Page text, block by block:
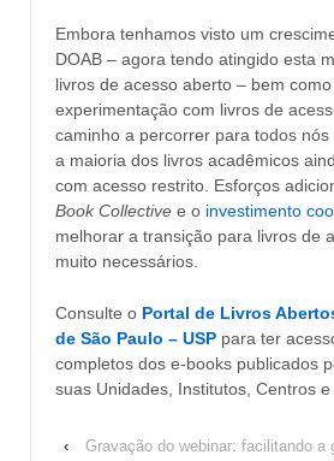
Embora tenhamos visto um
DOAB – agora tendo atingido esta
livros de acesso aberto – bem
experimentação com livros de
caminho a percorrer para todos
a maioria dos livros acadêmicos
com acesso restrito. Esforços
Book Collective e o investimento
melhorar a transição para livros de
muito necessários.
Consulte o Portal de Livros
de São Paulo – USP para ter
completos dos e-books publicados
suas Unidades, Institutos, Centros e
‹
Gravação do webinar: facilitando a